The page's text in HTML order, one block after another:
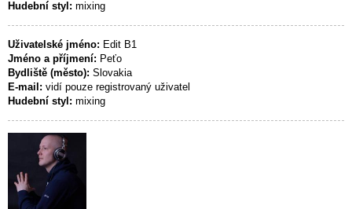
Hudební styl: mixing
Uživatelské jméno: Edit B1
Jméno a příjmení: Peťo
Bydliště (město): Slovakia
E-mail: vidí pouze registrovaný uživatel
Hudební styl: mixing